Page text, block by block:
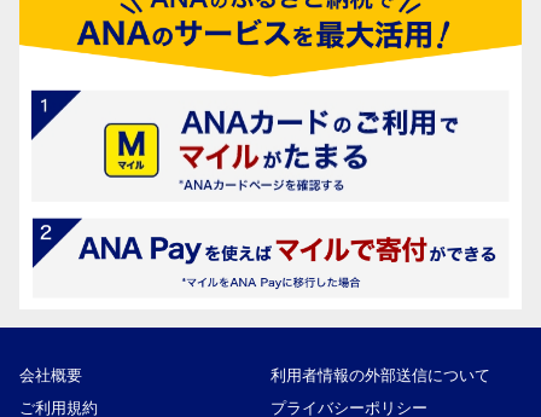
会社概要
利用者情報の外部送信について
ご利用規約
プライバシーポリシー